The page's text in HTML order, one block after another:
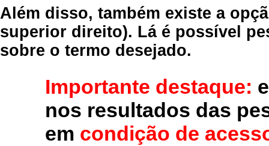
Além disso, também existe a
superior direito). Lá é possível
sobre o termo desejado.
Importante destaque:
nos resultados das
em condição de